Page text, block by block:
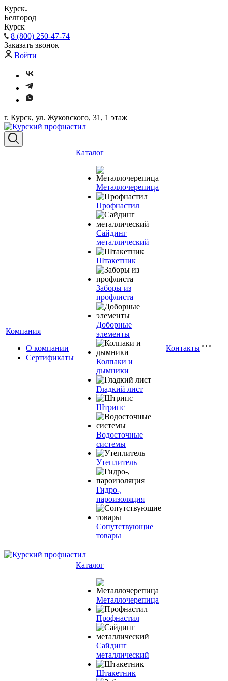
Курск
Белгород
Курск
8 (800) 250-47-74
Заказать звонок
Войти
г. Курск, ул. Жуковского, 31, 1 этаж
Компания
О компании
Сертификаты
Каталог
Металлочерепица
Профнастил
Сайдинг
металлический
Штакетник
Заборы из
профлиста
Доборные
элементы
Колпаки и
дымники
Гладкий лист
Штрипс
Водосточные
системы
Утеплитель
Гидро-,
пароизоляция
Сопутствующие
товары
Контакты
Каталог
Металлочерепица
Профнастил
Сайдинг
металлический
Штакетник